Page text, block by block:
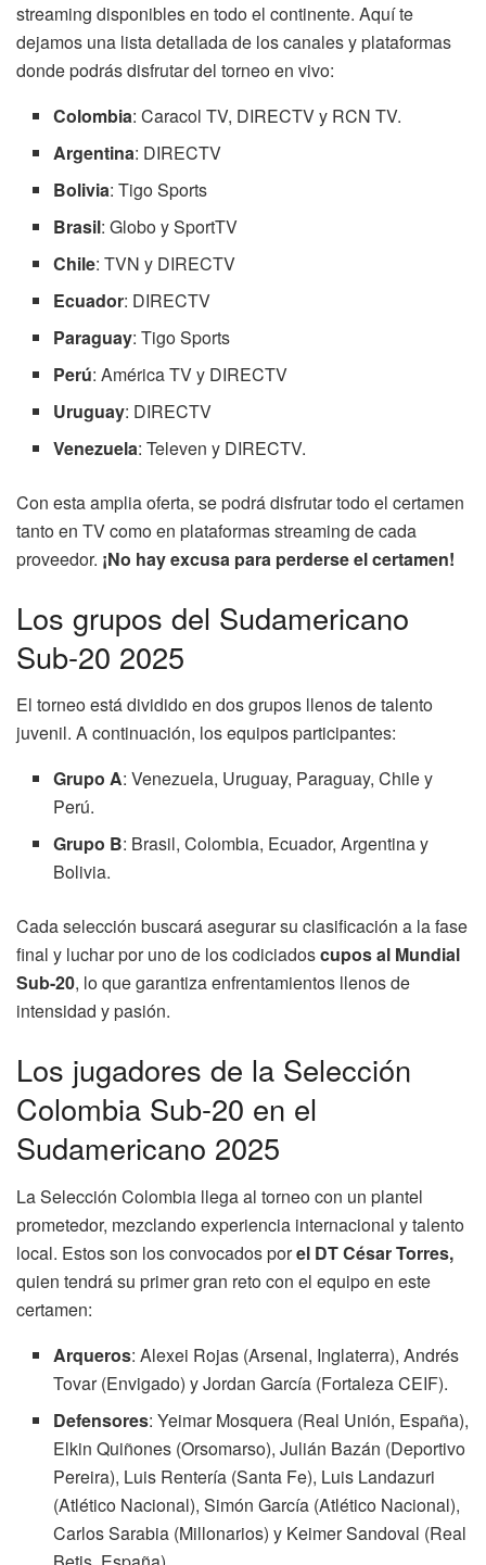
streaming disponibles en todo el continente. Aquí te
dejamos una lista detallada de los canales y plataformas
donde podrás disfrutar del torneo en vivo:
Colombia: Caracol TV, DIRECTV y RCN TV.
Argentina: DIRECTV
Bolivia: Tigo Sports
Brasil: Globo y SportTV
Chile: TVN y DIRECTV
Ecuador: DIRECTV
Paraguay: Tigo Sports
Perú: América TV y DIRECTV
Uruguay: DIRECTV
Venezuela: Televen y DIRECTV.
Con esta amplia oferta, se podrá disfrutar todo el certamen
tanto en TV como en plataformas streaming de cada
proveedor. ¡No hay excusa para perderse el certamen!
Los grupos del Sudamericano
Sub-20 2025
El torneo está dividido en dos grupos llenos de talento
juvenil. A continuación, los equipos participantes:
Grupo A: Venezuela, Uruguay, Paraguay, Chile y
Perú.
Grupo B: Brasil, Colombia, Ecuador, Argentina y
Bolivia.
Cada selección buscará asegurar su clasificación a la fase
final y luchar por uno de los codiciadoscupos al Mundial
Sub-20, lo que garantiza enfrentamientos llenos de
intensidad y pasión.
Los jugadores de la Selección
Colombia Sub-20 en el
Sudamericano 2025
La Selección Colombia llega al torneo con un plantel
prometedor, mezclando experiencia internacional y talento
local. Estos son los convocados porel DT César Torres,
quien tendrá su primer gran reto con el equipo en este
certamen:
Arqueros: Alexei Rojas (Arsenal, Inglaterra), Andrés
Tovar (Envigado) y Jordan García (Fortaleza CEIF).
Defensores: Yeimar Mosquera (Real Unión, España),
Elkin Quiñones (Orsomarso), Julián Bazán (Deportivo
Pereira), Luis Rentería (Santa Fe), Luis Landazuri
(Atlético Nacional), Simón García (Atlético Nacional),
Carlos Sarabia (Millonarios) y Keimer Sandoval (Real